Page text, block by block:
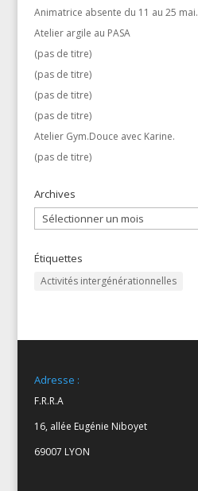
Animatrice absente du 11 au 25 mai.
Atelier argile au PASA
(pas de titre)
(pas de titre)
(pas de titre)
(pas de titre)
Atelier Gym.Douce avec Karine.
(pas de titre)
Archives
Archives
Étiquettes
Activités intergénérationnelles
Adresse :
F.R.R.A
16, allée Eugénie Niboyet
69007 LYON